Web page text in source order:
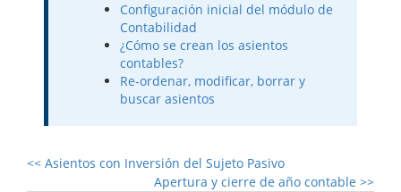
Configuración inicial del módulo de
Contabilidad
¿Cómo se crean los asientos
contables?
Re-ordenar, modificar, borrar y
buscar asientos
<< Asientos con Inversión del Sujeto Pasivo
Apertura y cierre de año contable >>